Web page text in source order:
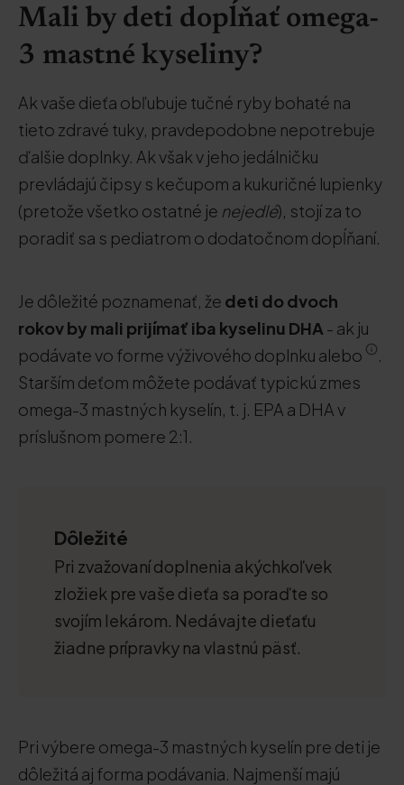
Mali by deti dopĺňať omega-
3 mastné kyseliny?
Ak vaše dieťa obľubuje tučné ryby bohaté na
tieto zdravé tuky, pravdepodobne nepotrebuje
ďalšie doplnky. Ak však v jeho jedálničku
prevládajú čipsy s kečupom a kukuričné lupienky
(pretože všetko ostatné je nejedlé), stojí za to
poradiť sa s pediatrom o dodatočnom dopĺňaní.
Je dôležité poznamenať, že deti do dvoch
rokov by mali prijímať iba kyselinu DHA - ak ju
podávate vo forme výživového doplnku alebo
.
Starším deťom môžete podávať typickú zmes
omega-3 mastných kyselín, t. j. EPA a DHA v
príslušnom pomere 2:1.
Dôležité
Pri zvažovaní doplnenia akýchkoľvek
zložiek pre vaše dieťa sa poraďte so
svojím lekárom. Nedávajte dieťaťu
žiadne prípravky na vlastnú päsť.
Pri výbere omega-3 mastných kyselín pre deti je
dôležitá aj forma podávania. Najmenší majú